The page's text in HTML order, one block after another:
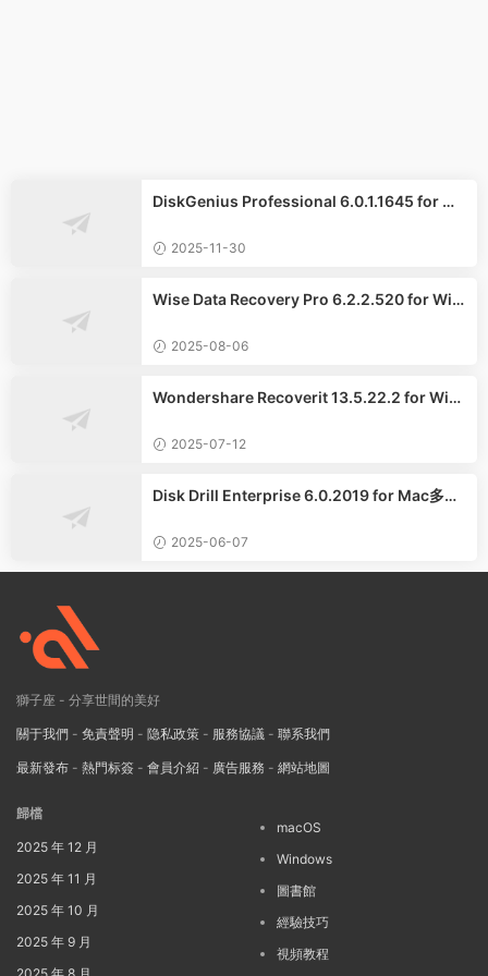
DiskGenius Professional 6.0.1.1645 for Wi
2025-11-30
Wise Data Recovery Pro 6.2.2.520 for Win
2025-08-06
Wondershare Recoverit 13.5.22.2 for Win
2025-07-12
Disk Drill Enterprise 6.0.2019 for Mac多語
2025-06-07
獅子座 - 分享世間的美好
關于我們 - 免責聲明 - 隐私政策 - 服務協議 - 聯系我們
最新發布 - 熱門标簽 - 會員介紹 - 廣告服務 - 網站地圖
歸檔
2025 年 12 月
2025 年 11 月
2025 年 10 月
2025 年 9 月
macOS
Windows
圖書館
經驗技巧
視頻教程